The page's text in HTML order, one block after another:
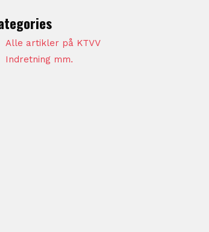
Alle artikler på KTVV
Indretning mm.